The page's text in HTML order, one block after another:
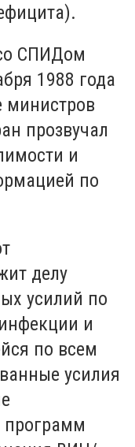
СПИДом
1988 года
министров
прозвучал
и
по
делу
усилий по
и
по всем
усилия
программ